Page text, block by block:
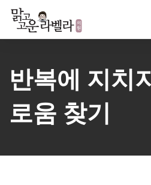
Skip
content
반복에 지치
로움 찾기